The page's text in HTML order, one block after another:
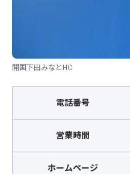
開国下田みなとHC
電話番号
営業時間
ホームページ